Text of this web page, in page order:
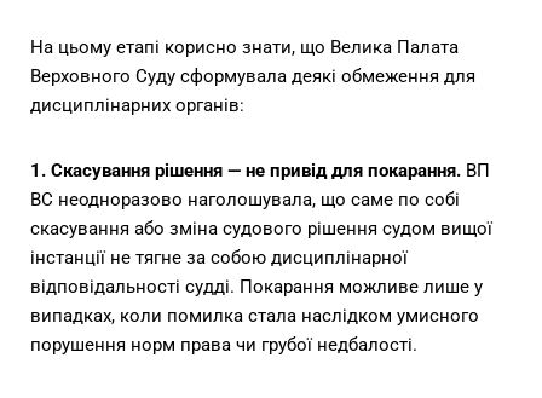
На цьому етапі корисно знати, що Велика Палата
Верховного Суду сформувала деякі обмеження для
дисциплінарних органів:
1. Скасування рішення — не привід для покарання. ВП
ВС неодноразово наголошувала, що саме по собі
скасування або зміна судового рішення судом вищої
інстанції не тягне за собою дисциплінарної
відповідальності судді. Покарання можливе лише у
випадках, коли помилка стала наслідком умисного
порушення норм права чи грубої недбалості.